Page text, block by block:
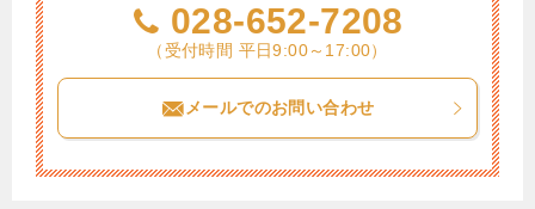
028-652-7208
（受付時間 平日9:00～17:00）
メールでのお問い合わせ